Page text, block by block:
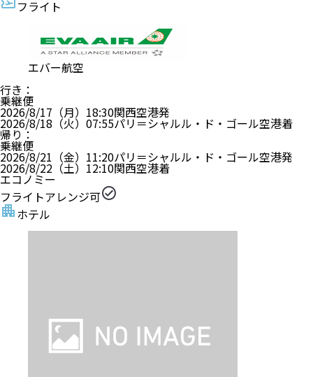
フライト
エバー航空
行き ：
乗継便
2026/8/17（月） 18:30関西空港発
2026/8/18（火） 07:55パリ＝シャルル・ド・ゴール空港着
帰り ：
乗継便
2026/8/21（金） 11:20パリ＝シャルル・ド・ゴール空港発
2026/8/22（土） 12:10関西空港着
エコノミー
フライトアレンジ可
ホテル